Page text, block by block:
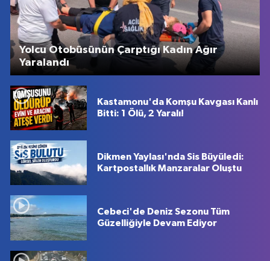
Yolcu Otobüsünün Çarptığı Kadın Ağır
Yaralandı
Kastamonu'da Komşu Kavgası Kanlı
Bitti: 1 Ölü, 2 Yaralı!
Dikmen Yaylası'nda Sis Büyüledi:
Kartpostallık Manzaralar Oluştu
Cebeci'de Deniz Sezonu Tüm
Güzelliğiyle Devam Ediyor